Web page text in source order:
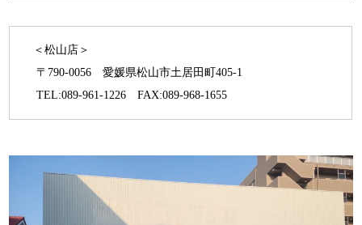
＜松山店＞
〒790-0056 愛媛県松山市土居田町405-1
TEL:089-961-1226 FAX:089-968-1655